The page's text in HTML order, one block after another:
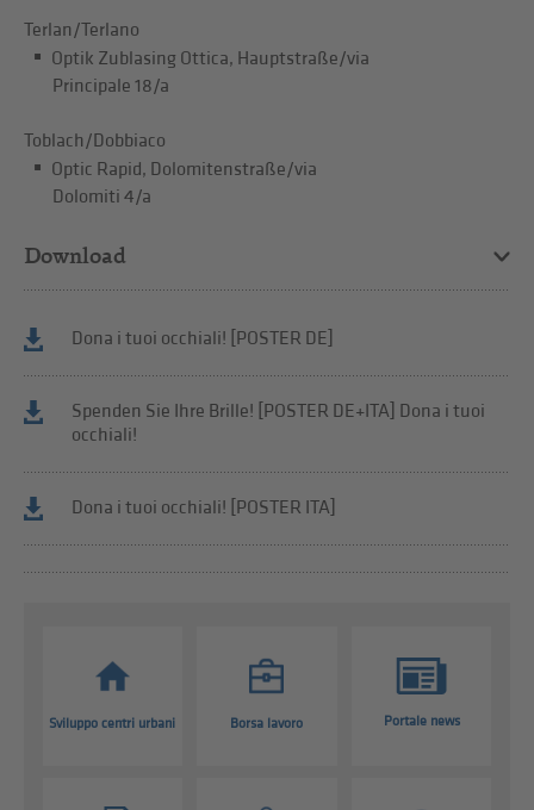
Terlan/Terlano
Optik Zublasing Ottica, Hauptstraße/via
Principale 18/a
Toblach/Dobbiaco
Optic Rapid, Dolomitenstraße/via
Dolomiti 4/a
Download
Dona i tuoi occhiali! [POSTER DE]
Spenden Sie Ihre Brille! [POSTER DE+ITA] Dona i tuoi
occhiali!
Dona i tuoi occhiali! [POSTER ITA]
Sviluppo centri urbani Borsa lavoro Portale news